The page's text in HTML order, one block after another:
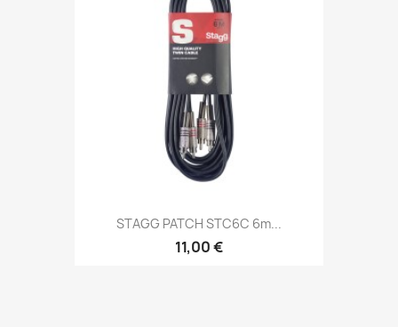
STAGG PATCH STC6C 6m...
11,00 €